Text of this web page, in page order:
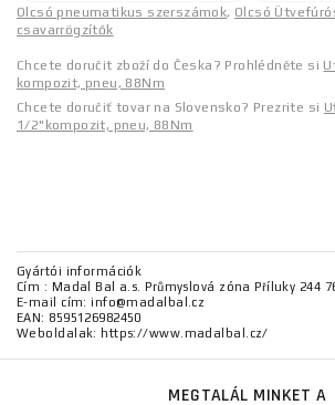
Olcsó pneumatikus szerszámok, Olcsó
csavarrögzítők
Chcete doručit zboží do Česka? Prohlédněte si
kompozit, pneu, 88Nm
Chcete doručiť tovar na Slovensko? Prezrite si
1/2"kompozit, pneu, 88Nm
Gyártói információk
Cím : Madal Bal a.s. Průmyslová zóna Příluky 244
E-mail cím: info@madalbal.cz
EAN: 8595126982450
Weboldalak: https://www.madalbal.cz/
MEGTALÁL MINKET A